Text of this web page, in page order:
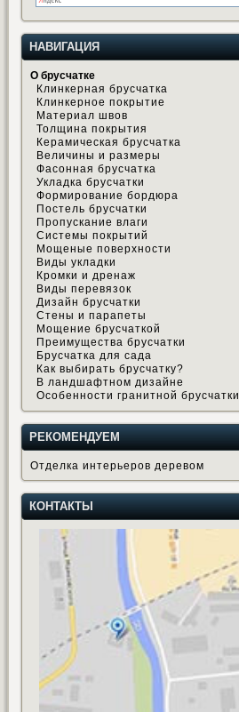
НАВИГАЦИЯ
О брусчатке
Клинкерная брусчатка
Клинкерное покрытие
Материал швов
Толщина покрытия
Керамическая брусчатка
Величины и размеры
Фасонная брусчатка
Укладка брусчатки
Формирование бордюра
Постель брусчатки
Пропускание влаги
Системы покрытий
Мощеные поверхности
Виды укладки
Кромки и дренаж
Виды перевязок
Дизайн брусчатки
Стены и парапеты
Мощение брусчаткой
Преимущества брусчатки
Брусчатка для сада
Как выбирать брусчатку?
В ландшафтном дизайне
Особенности гранитной брусчатки
РЕКОМЕНДУЕМ
Отделка интерьеров деревом
КОНТАКТЫ